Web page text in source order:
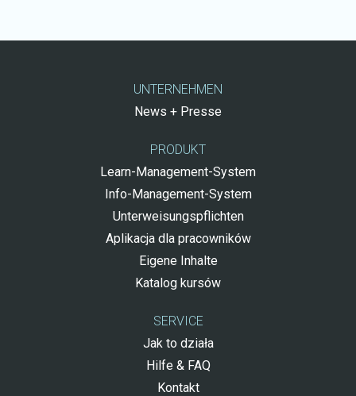
UNTERNEHMEN
News + Presse
PRODUKT
Learn-Management-System
Info-Management-System
Unterweisungspflichten
Aplikacja dla pracowników
Eigene Inhalte
Katalog kursów
SERVICE
Jak to działa
Hilfe & FAQ
Kontakt